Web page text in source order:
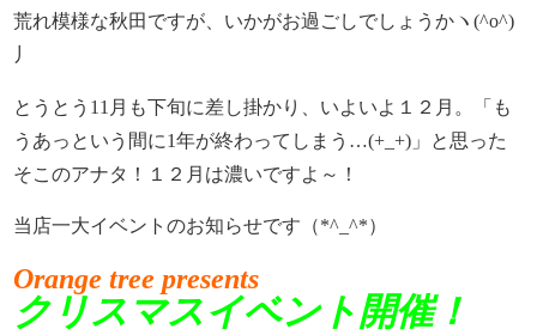
荒れ模様な秋田ですが、いかがお過ごしでしょうかヽ(^o^)
丿
とうとう11月も下旬に差し掛かり、いよいよ１２月。「も
うあっという間に1年が終わってしまう…(+_+)」と思った
そこのアナタ！１２月は濃いですよ～！
当店一大イベントのお知らせです（*^_^*）
Orange tree presents
クリスマスイベント開催！